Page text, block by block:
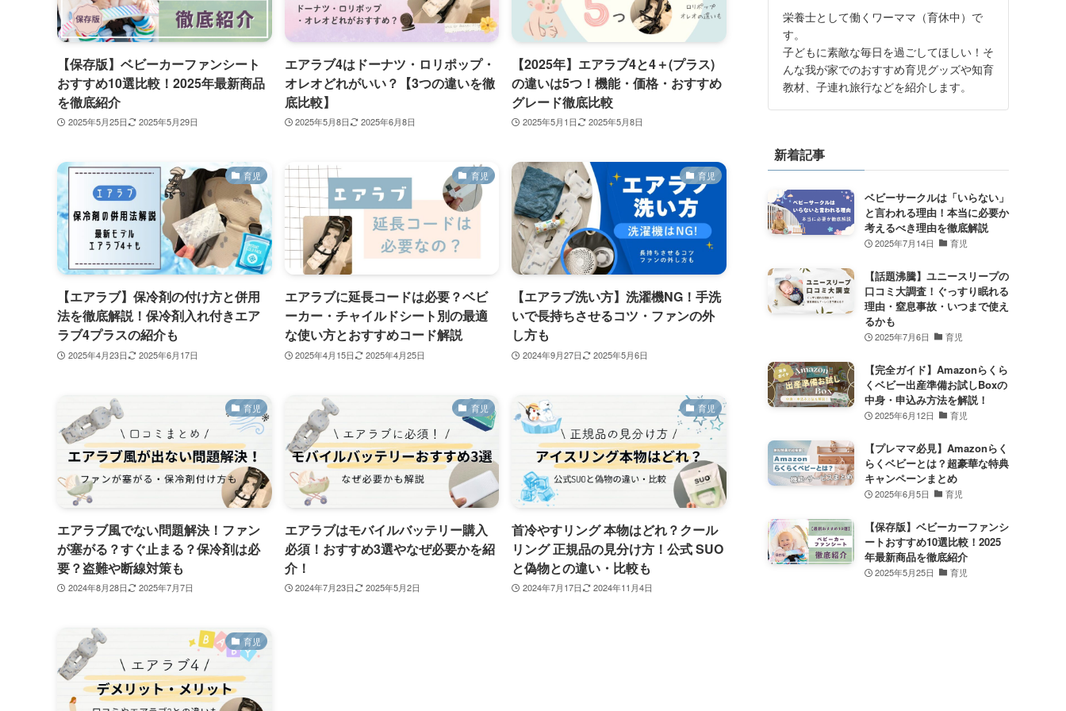
【保存版】ベビーカーファンシート
おすすめ10選比較！2025年最新商品
を徹底紹介
2025年5月25日 2025年5月29日
エアラブ4はドーナツ・ロリポップ・
オレオどれがいい？【3つの違いを徹
底比較】
2025年5月8日 2025年6月8日
【2025年】エアラブ4と4＋(プラス)
の違いは5つ！機能・価格・おすすめ
グレード徹底比較
2025年5月1日 2025年5月8日
育児
【エアラブ】保冷剤の付け方と併用
法を徹底解説！保冷剤入れ付きエア
ラブ4プラスの紹介も
2025年4月23日 2025年6月17日
育児
エアラブに延長コードは必要？ベビ
ーカー・チャイルドシート別の最適
な使い方とおすすめコード解説
2025年4月15日 2025年4月25日
育児
【エアラブ洗い方】洗濯機NG！手洗
いで長持ちさせるコツ・ファンの外
し方も
2024年9月27日 2025年5月6日
育児
エアラブ風でない問題解決！ファン
が塞がる？すぐ止まる？保冷剤は必
要？盗難や断線対策も
2024年8月28日 2025年7月7日
育児
エアラブはモバイルバッテリー購入
必須！おすすめ3選やなぜ必要かを紹
介！
2024年7月23日 2025年5月2日
育児
首冷やすリング 本物はどれ？クール
リング 正規品の見分け方！公式 SUO
と偽物との違い・比較も
2024年7月17日 2024年11月4日
育児
栄養士として働くワーママ（育休中）で
す。
子どもに素敵な毎日を過ごしてほしい！そ
んな我が家でのおすすめ育児グッズや知育
教材、子連れ旅行などを紹介します。
新着記事
ベビーサークルは「いらない」
と言われる理由！本当に必要か
考えるべき理由を徹底解説
2025年7月14日 育児
【話題沸騰】ユニースリープの
口コミ大調査！ぐっすり眠れる
理由・窒息事故・いつまで使え
るかも
2025年7月6日 育児
【完全ガイド】Amazonらくら
くベビー出産準備お試しBoxの
中身・申込み方法を解説！
2025年6月12日 育児
【プレママ必見】Amazonらく
らくベビーとは？超豪華な特典
キャンペーンまとめ
2025年6月5日 育児
【保存版】ベビーカーファンシ
ートおすすめ10選比較！2025
年最新商品を徹底紹介
2025年5月25日 育児